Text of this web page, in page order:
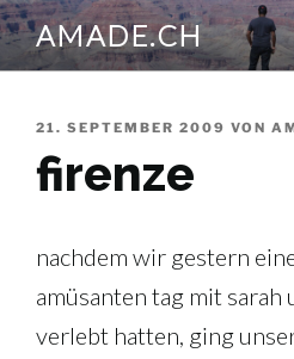
Zum
Inhalt
springen
AMADE.CH
VERÖFFENTLICHT
21. SEPTEMBER 2009 VON
firenze
nachdem wir gestern
amüsanten tag mit sarah
verlebt hatten, ging